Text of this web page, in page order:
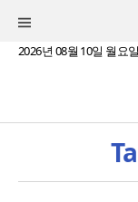
2026년 08월 10일 월요일